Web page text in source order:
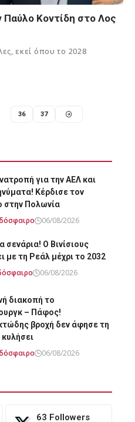
Παύλο Κοντίδη στο Λος
εκεί όπου το 2028
36 37
για την ΑΕΛ και
Κέρδισε τον
στην Πολωνία
06/08/2026
σενάρια! Ο Βινίσιους
με τη Ρεάλ μέχρι το 2032
06/08/2026
διακοπή το
– Πάφος!
βροχή δεν άφησε τη
06/08/2026
63 Followers